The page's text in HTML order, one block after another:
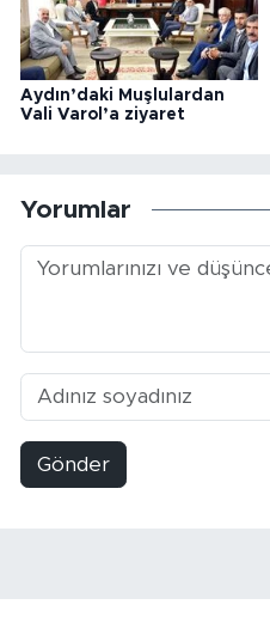
Aydın’daki Muşlulardan
Vali Varol’a ziyaret
Yorumlar
Gönder